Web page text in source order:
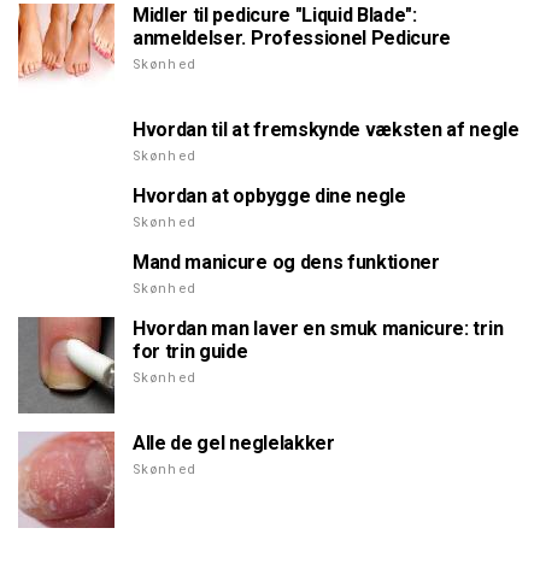
Midler til pedicure "Liquid Blade":
anmeldelser. Professionel Pedicure
Skønhed
Hvordan til at fremskynde væksten af negle
Skønhed
Hvordan at opbygge dine negle
Skønhed
Mand manicure og dens funktioner
Skønhed
Hvordan man laver en smuk manicure: trin
for trin guide
Skønhed
Alle de gel neglelakker
Skønhed